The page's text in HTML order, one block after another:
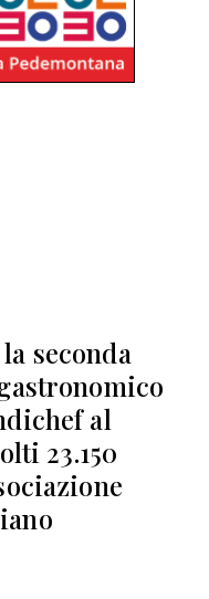
seconda
al
23.150